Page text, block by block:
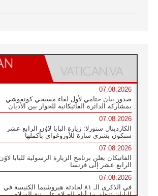
07.08.2026
صدور بيان ختامي لأول لقاء مسيحي كونفوشي
بمشاركة الدائرة الفاتيكانية للحوار بين الأديان
07.08.2026
الكاردينال ستورلا: زيارة البابا لاوُن الرابع عشر
ستكون بشرى سارة للأوروغواي بأكملها
07.08.2026
الفاتيكان يعلن برنامج الزيارة الرسولية للبابا لاوُن
الرابع عشر إلى فرنسا
07.08.2026
في الذكرى الـ ٨١ لحادثة هيروشيما الكنيسة في
اليابان تنظم ١٠ أيام للصلاة على نية السلام